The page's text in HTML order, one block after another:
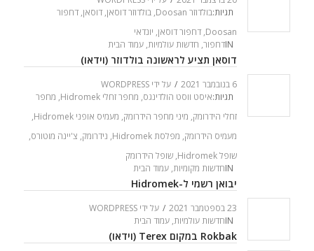
INדחפור, חדשות עולמיות, עמוד הבית
תגיות:בולדוזר Doosan , בולדוזר דוסאן, דוסאן, דחפור
Doosan
, דחפור דוסאן, יונדאי
דוסאן תציע לראשונה בולדוזר (וידאו)
6 בנובמבר 2021 / על ידי WORDPRESS
INחדשות מקומיות, עמוד הבית
תגיות:איסט ווסט הולדינגס, מחפר זחלי Hidromek , מחפר
זחלי הידרומק, מיני מחפר הידרומק, מעמיס אופני Hidromek
,
מעמיס הידרומק, מפלסת Hidromek , נידרומק, צ'יינה מוטורס,
שופל Hidromek
, שופל הידרומק
יבואן רשמי ל-Hidromek
23 בספטמבר 2021 / על ידי WORDPRESS
INחדשות עולמיות, עמוד הבית
Rokbak במקום Terex (וידאו)